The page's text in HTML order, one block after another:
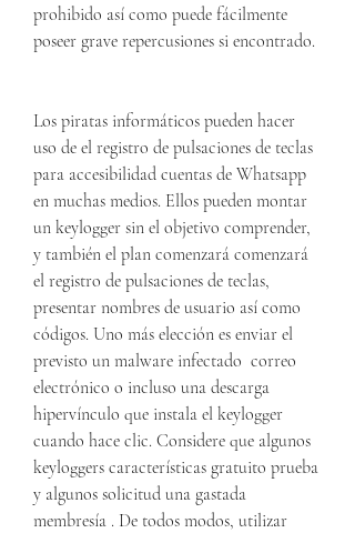
prohibido así como puede fácilmente
poseer grave repercusiones si encontrado.
Los piratas informáticos pueden hacer
uso de el registro de pulsaciones de teclas
para accesibilidad cuentas de Whatsapp
en muchas medios. Ellos pueden montar
un keylogger sin el objetivo comprender,
y también el plan comenzará comenzará
el registro de pulsaciones de teclas,
presentar nombres de usuario así como
códigos. Uno más elección es enviar el
previsto un malware infectado  correo
electrónico o incluso una descarga
hipervínculo que instala el keylogger
cuando hace clic. Considere que algunos
keyloggers características gratuito prueba
y algunos solicitud una gastada
membresía . De todos modos, utilizar